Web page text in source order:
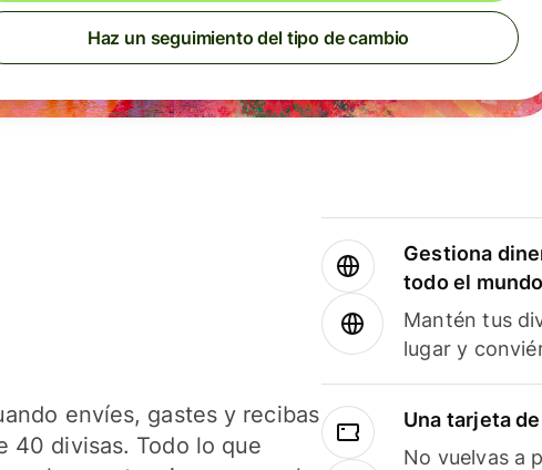
Haz un seguimiento del tipo de cambio
envíes, gastes y recibas
40 divisas. Todo lo que
Gestiona
todo el
Mantén tus
lugar y
Una tarjeta
No vuelvas a